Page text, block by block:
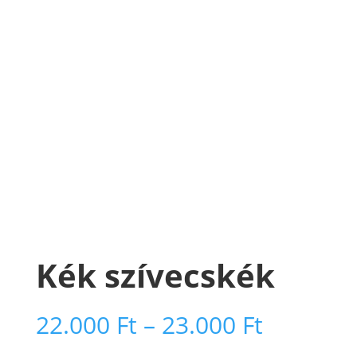
Kék szívecskék
22.000 Ft – 23.000 Ft
22.000